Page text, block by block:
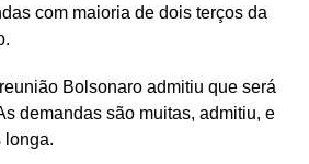
com maioria de dois terços da
Bolsonaro admitiu que será
demandas são muitas, admitiu, e
longa.